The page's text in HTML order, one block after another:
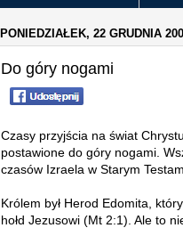
PONIEDZIAŁEK, 22 GRUDNIA
Do góry nogami
Czasy przyjścia na świat
postawione do góry nogami.
czasów Izraela w Starym
Królem był Herod Edomita,
hołd Jezusowi (Mt 2:1). Ale to